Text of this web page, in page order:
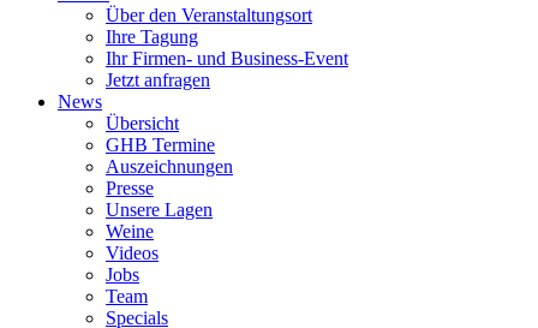
Über den Veranstaltungsort
Ihre Tagung
Ihr Firmen- und Business-Event
Jetzt anfragen
News
Übersicht
GHB Termine
Auszeichnungen
Presse
Unsere Lagen
Weine
Videos
Jobs
Team
Specials